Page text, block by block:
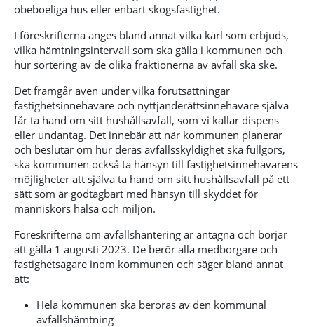
obeboeliga hus eller enbart skogsfastighet.
I föreskrifterna anges bland annat vilka kärl som erbjuds,
vilka hämtningsintervall som ska gälla i kommunen och
hur sortering av de olika fraktionerna av avfall ska ske.
Det framgår även under vilka förutsättningar
fastighetsinnehavare och nyttjanderättsinnehavare själva
får ta hand om sitt hushållsavfall, som vi kallar dispens
eller undantag. Det innebär att när kommunen planerar
och beslutar om hur deras avfallsskyldighet ska fullgörs,
ska kommunen också ta hänsyn till fastighetsinnehavarens
möjligheter att själva ta hand om sitt hushållsavfall på ett
sätt som är godtagbart med hänsyn till skyddet för
människors hälsa och miljön.
Föreskrifterna om avfallshantering är antagna och börjar
att gälla 1 augusti 2023. De berör alla medborgare och
fastighetsägare inom kommunen och säger bland annat
att:
Hela kommunen ska beröras av den kommunal
avfallshämtning